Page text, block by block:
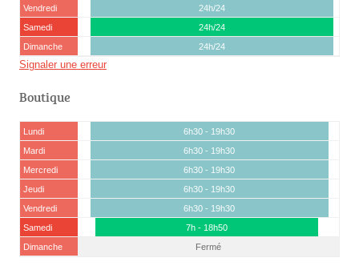
Vendredi
24h/24
Samedi
24h/24
Dimanche
24h/24
Signaler une erreur
Boutique
Lundi
6h30 - 19h30
Mardi
6h30 - 19h30
Mercredi
6h30 - 19h30
Jeudi
6h30 - 19h30
Vendredi
6h30 - 19h30
Samedi
7h - 18h50
Dimanche
Fermé